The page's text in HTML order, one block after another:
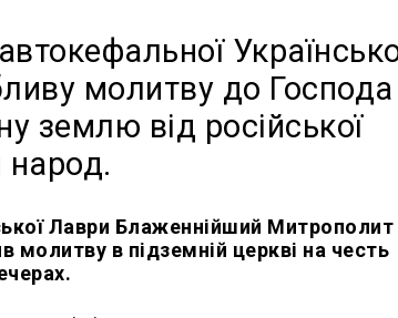
молитву до Господа
землю від російської
народ.
Лаври Блаженнійший Митрополит
молитву в підземній церкві на честь